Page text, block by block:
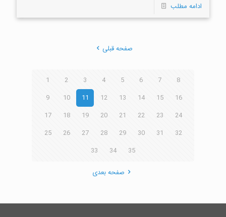
ادامه مطلب
صفحه قبلی
1 2 3 4 5 6 7
8
9
10 11 12 13 14 15
16
17
18 19 20 21 22 23
24
25
26 27 28 29 30 31
32
33
34 35
صفحه بعدی